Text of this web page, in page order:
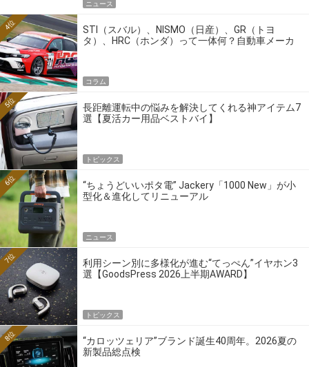
ニュース
STI（スバル）、NISMO（日産）、GR（トヨ
タ）、HRC（ホンダ）って一体何？自動車メーカ
4位
コラム
長距離運転中の悩みを解決してくれる神アイテム7
選【夏活カー用品ベストバイ】
5位
トピックス
“ちょうどいいポタ電” Jackery「1000 New」が小
型化＆進化してリニューアル
6位
ニュース
利用シーン別に多様化が進む“てっぺん”イヤホン3
選【GoodsPress 2026上半期AWARD】
7位
トピックス
“カロッツェリア”ブランド誕生40周年。2026夏の
新製品総点検
8位